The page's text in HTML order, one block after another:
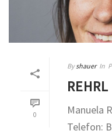
0
By shauer In
Manuela
Telefon: